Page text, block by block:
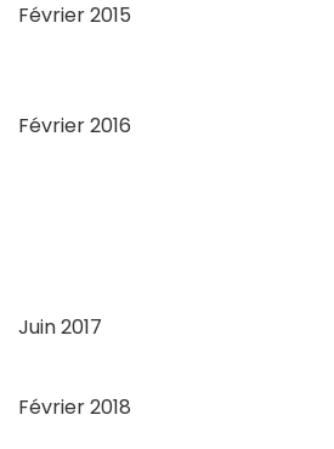
Février 2015
Février 2016
Juin 2017
Février 2018